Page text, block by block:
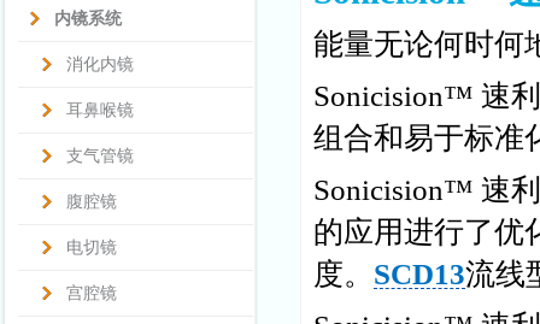
内镜系统
消化内镜
耳鼻喉镜
支气管镜
腹腔镜
电切镜
宫腔镜
能量无论何时何
Sonicision™ 速
组合和易于标准
Sonicision™ 速
的应用进行了优
度。 SCD13流线